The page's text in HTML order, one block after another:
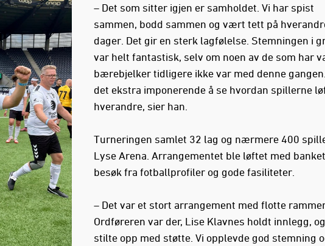
– Det som sitter igjen er samholdet. Vi har spist
sammen, bodd sammen og vært tett på
dager. Det gir en sterk lagfølelse. Stemningen i
var helt fantastisk, selv om noen av de som har
bærebjelker tidligere ikke var med denne
det ekstra imponerende å se hvordan spillerne
hverandre, sier han.
Turneringen samlet 32 lag og nærmere 400
Lyse Arena. Arrangementet ble løftet med
besøk fra fotballprofiler og gode fasiliteter.
– Det var et stort arrangement med flotte
Ordføreren var der, Lise Klavnes holdt innlegg,
stilte opp med støtte. Vi opplevde god stemning